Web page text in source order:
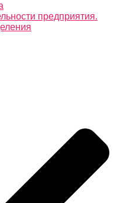
предприятия.